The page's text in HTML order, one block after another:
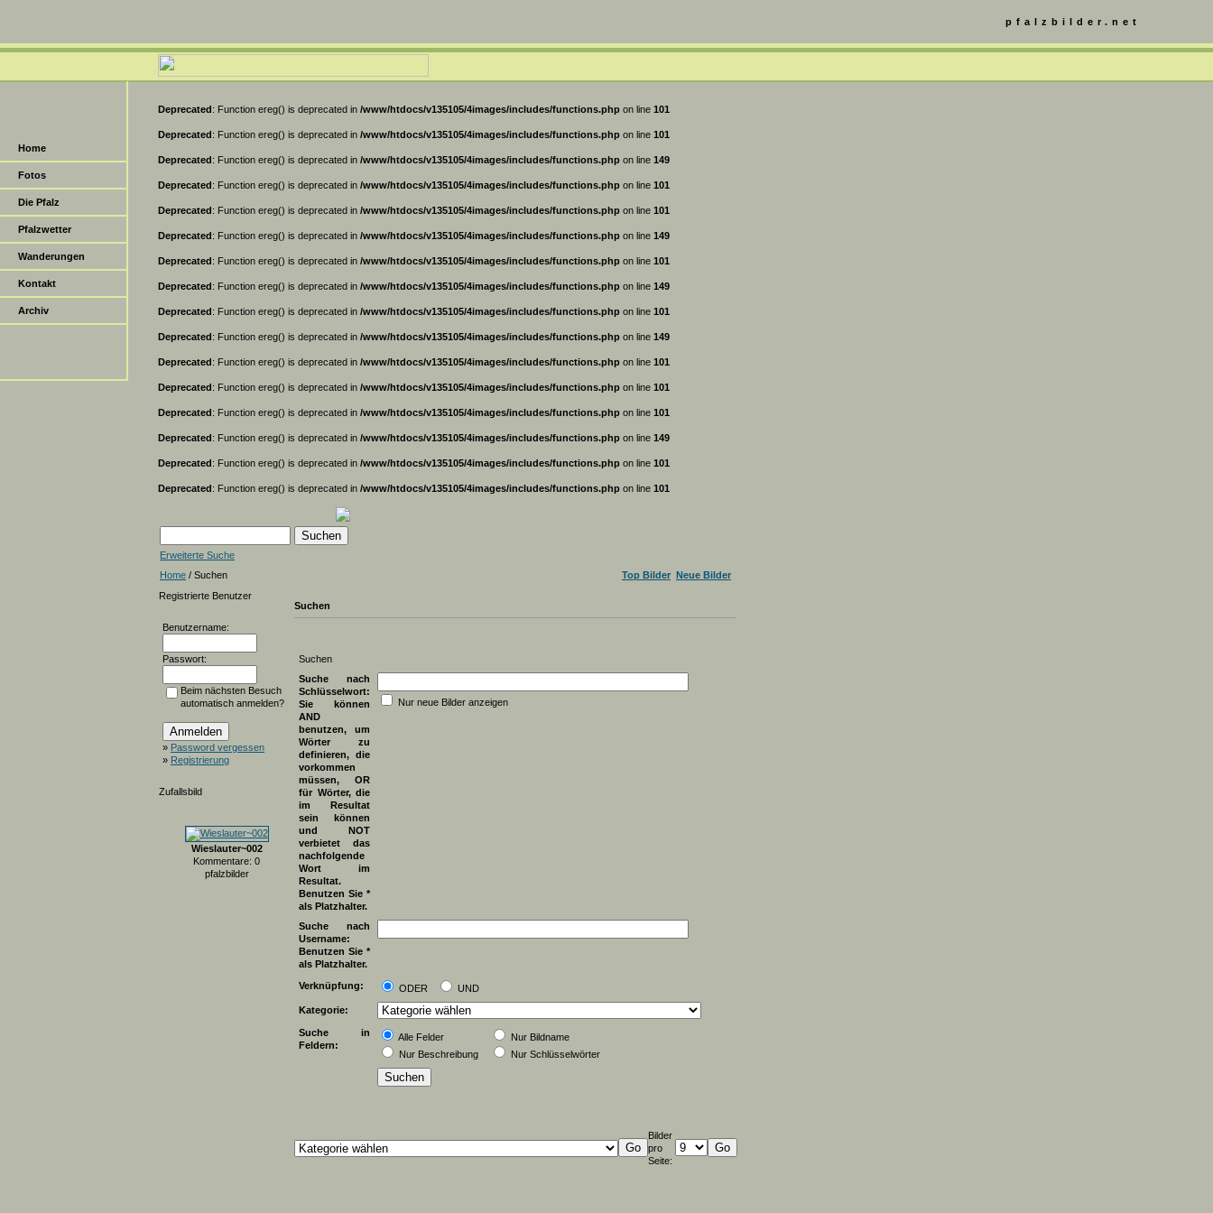
Home
Fotos
Die Pfalz
Pfalzwetter
Wanderungen
Kontakt
Archiv
pfalzbilder.net
Deprecated: Function ereg() is deprecated in /www/htdocs/v135105/4images/includes/functions.php on line 101
Deprecated: Function ereg() is deprecated in /www/htdocs/v135105/4images/includes/functions.php on line 101
Deprecated: Function ereg() is deprecated in /www/htdocs/v135105/4images/includes/functions.php on line 149
Deprecated: Function ereg() is deprecated in /www/htdocs/v135105/4images/includes/functions.php on line 101
Deprecated: Function ereg() is deprecated in /www/htdocs/v135105/4images/includes/functions.php on line 101
Deprecated: Function ereg() is deprecated in /www/htdocs/v135105/4images/includes/functions.php on line 149
Deprecated: Function ereg() is deprecated in /www/htdocs/v135105/4images/includes/functions.php on line 101
Deprecated: Function ereg() is deprecated in /www/htdocs/v135105/4images/includes/functions.php on line 149
Deprecated: Function ereg() is deprecated in /www/htdocs/v135105/4images/includes/functions.php on line 101
Deprecated: Function ereg() is deprecated in /www/htdocs/v135105/4images/includes/functions.php on line 149
Deprecated: Function ereg() is deprecated in /www/htdocs/v135105/4images/includes/functions.php on line 101
Deprecated: Function ereg() is deprecated in /www/htdocs/v135105/4images/includes/functions.php on line 101
Deprecated: Function ereg() is deprecated in /www/htdocs/v135105/4images/includes/functions.php on line 101
Deprecated: Function ereg() is deprecated in /www/htdocs/v135105/4images/includes/functions.php on line 149
Deprecated: Function ereg() is deprecated in /www/htdocs/v135105/4images/includes/functions.php on line 101
Deprecated: Function ereg() is deprecated in /www/htdocs/v135105/4images/includes/functions.php on line 101
Erweiterte Suche
Home / Suchen Top Bilder Neue Bilder
Registrierte Benutzer
Benutzername:
Passwort:
Beim nächsten Besuch
automatisch anmelden?
» Password vergessen
» Registrierung
Zufallsbild
Wieslauter~002
Kommentare: 0
pfalzbilder
Suchen
Suchen
Suche nach
Schlüsselwort:
Sie können
AND
benutzen, um
Wörter zu
definieren, die
vorkommen
müssen, OR
für Wörter, die
im Resultat
sein können
und NOT
verbietet das
nachfolgende
Wort im
Resultat.
Benutzen Sie *
als Platzhalter.
Nur neue Bilder anzeigen
Suche nach
Username:
Benutzen Sie *
als Platzhalter.
Verknüpfung:
ODER
UND
Kategorie:
Suche in
Feldern:
Alle Felder
Nur Bildname
Nur Beschreibung
Nur Schlüsselwörter
Bilder
pro
Seite: